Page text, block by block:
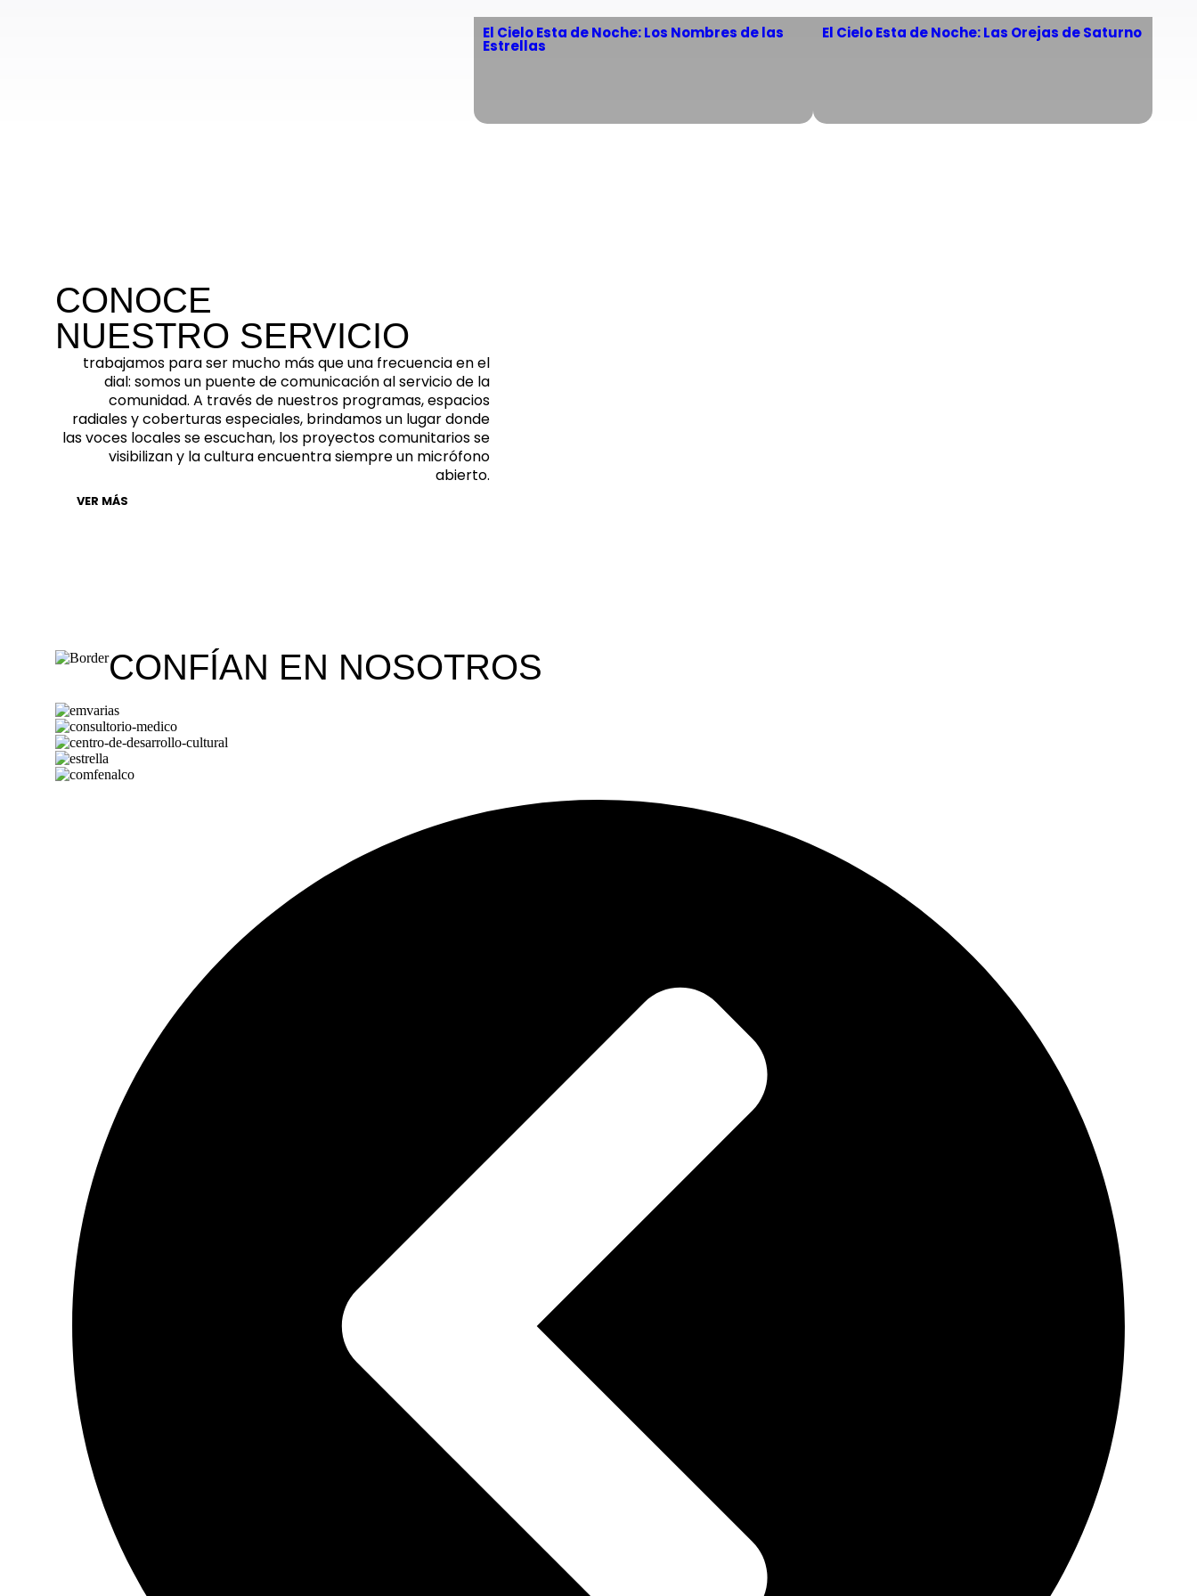
El Cielo Esta de Noche: Los Nombres de las
Estrellas
El Cielo Esta de Noche: Las Orejas de Saturno
CONOCE
NUESTRO SERVICIO
trabajamos para ser mucho más que una frecuencia en el
dial: somos un puente de comunicación al servicio de la
comunidad. A través de nuestros programas, espacios
radiales y coberturas especiales, brindamos un lugar donde
las voces locales se escuchan, los proyectos comunitarios se
visibilizan y la cultura encuentra siempre un micrófono
abierto.
VER MÁS
CONFÍAN EN NOSOTROS